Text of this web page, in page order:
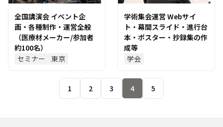
全国講演会 イベント企
画・各種制作・運営全般
（医療材メーカー/参加者
約100名）
セミナー
東京
学術集会運営 Webサイ
ト・幕間スライド・進行台
本・ポスター・抄録集の作
成等
学会
1 2 3 4 5